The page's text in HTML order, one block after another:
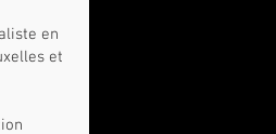
en
et